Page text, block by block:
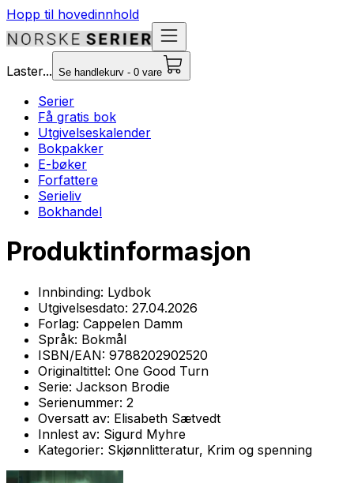
Hopp til hovedinnhold
Laster... Se handlekurv - 0 vare
Serier
Få gratis bok
Utgivelseskalender
Bokpakker
E-bøker
Forfattere
Serieliv
Bokhandel
Produktinformasjon
Innbinding: Lydbok
Utgivelsesdato: 27.04.2026
Forlag: Cappelen Damm
Språk: Bokmål
ISBN/EAN: 9788202902520
Originaltittel: One Good Turn
Serie: Jackson Brodie
Serienummer: 2
Oversatt av: Elisabeth Sætvedt
Innlest av: Sigurd Myhre
Kategorier: Skjønnlitteratur, Krim og spenning